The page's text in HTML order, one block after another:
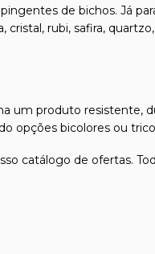
de bichos. Já
rubi, safira,
um produto resistente,
opções bicolores ou
catálogo de ofertas.